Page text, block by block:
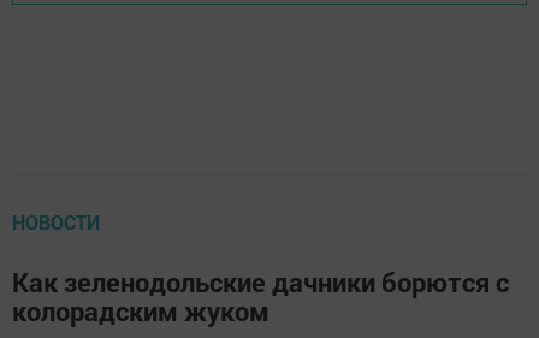
НОВОСТИ
Как зеленодольские дачники борются с
колорадским жуком